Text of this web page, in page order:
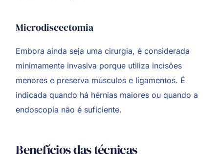
Microdiscectomia
Embora ainda seja uma cirurgia, é considerada
minimamente invasiva porque utiliza incisões
menores e preserva músculos e ligamentos. É
indicada quando há hérnias maiores ou quando a
endoscopia não é suficiente.
Benefícios das técnicas